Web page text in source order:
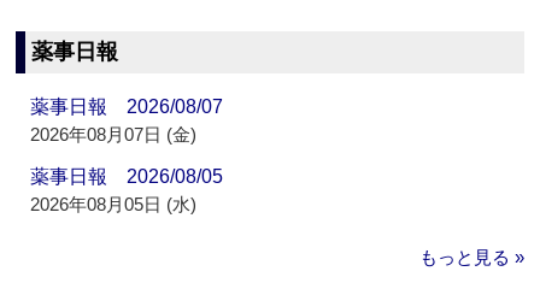
薬事日報
薬事日報 2026/08/07
2026年08月07日 (金)
薬事日報 2026/08/05
2026年08月05日 (水)
もっと見る »